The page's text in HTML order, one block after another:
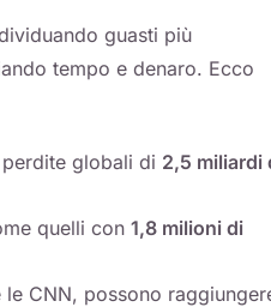
guasti più
tempo e denaro. Ecco
globali di 2,5 miliardi
quelli con 1,8 milioni di
CNN, possono